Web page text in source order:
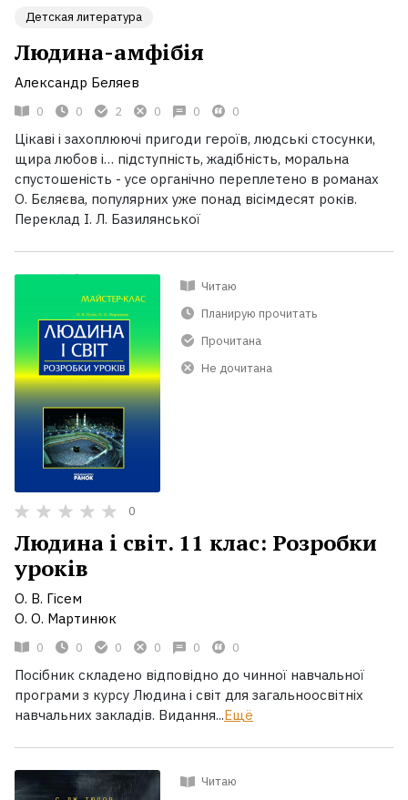
Детская литература
Людина-амфібія
Александр Беляев
0 0 2 0 0 0
Цікаві і захоплюючі пригоди героїв, людські стосунки,
щира любов і… підступність, жадібність, моральна
спустошеність - усе органічно переплетено в романах
О. Бєляєва, популярних уже понад вісімдесят років.
Переклад І. Л. Базилянської
Читаю
Планирую прочитать
Прочитана
Не дочитана
0
Людина і світ. 11 клас: Розробки
уроків
О. В. Гісем
О. О. Мартинюк
0 0 0 0 0 0
Посібник складено відповідно до чинної навчальної
програми з курсу Людина і світ для загальноосвітніх
навчальних закладів. Видання...Ещё
Читаю